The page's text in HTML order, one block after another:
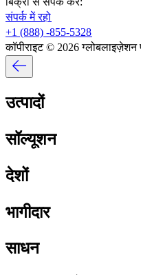
संपर्क में रहो​​
+1 (888) -855-5328​​
कॉपीराइट © 2026 ग्लोबलाइज़ेशन
उत्पादों​​
सॉल्यूशन​​
देशों​​
भागीदार​​
साधन​​